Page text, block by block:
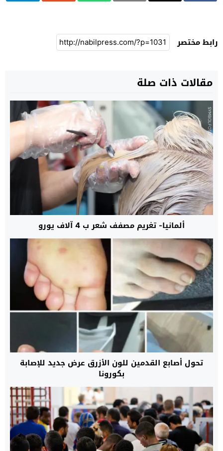
رابط مختصر
مقالات ذات صلة
ألمانيا- تغريم مصفف شعر ب 4 آلاف يورو
تحول أصابع القدمين للون الأزرق عرض جديد للإصابة
بكورونا